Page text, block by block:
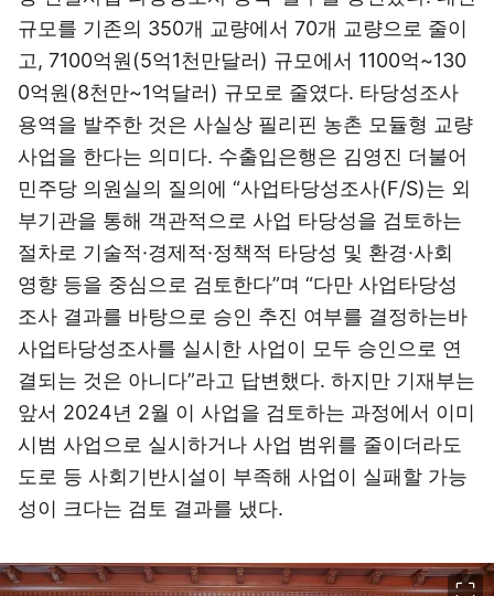
규모를 기존의 350개 교량에서 70개 교량으로 줄이
고, 7100억원(5억1천만달러) 규모에서 1100억~130
0억원(8천만~1억달러) 규모로 줄였다. 타당성조사
용역을 발주한 것은 사실상 필리핀 농촌 모듈형 교량
사업을 한다는 의미다. 수출입은행은 김영진 더불어
민주당 의원실의 질의에 “사업타당성조사(F/S)는 외
부기관을 통해 객관적으로 사업 타당성을 검토하는
절차로 기술적·경제적·정책적 타당성 및 환경·사회
영향 등을 중심으로 검토한다”며 “다만 사업타당성
조사 결과를 바탕으로 승인 추진 여부를 결정하는바
사업타당성조사를 실시한 사업이 모두 승인으로 연
결되는 것은 아니다”라고 답변했다. 하지만 기재부는
앞서 2024년 2월 이 사업을 검토하는 과정에서 이미
시범 사업으로 실시하거나 사업 범위를 줄이더라도
도로 등 사회기반시설이 부족해 사업이 실패할 가능
성이 크다는 검토 결과를 냈다.